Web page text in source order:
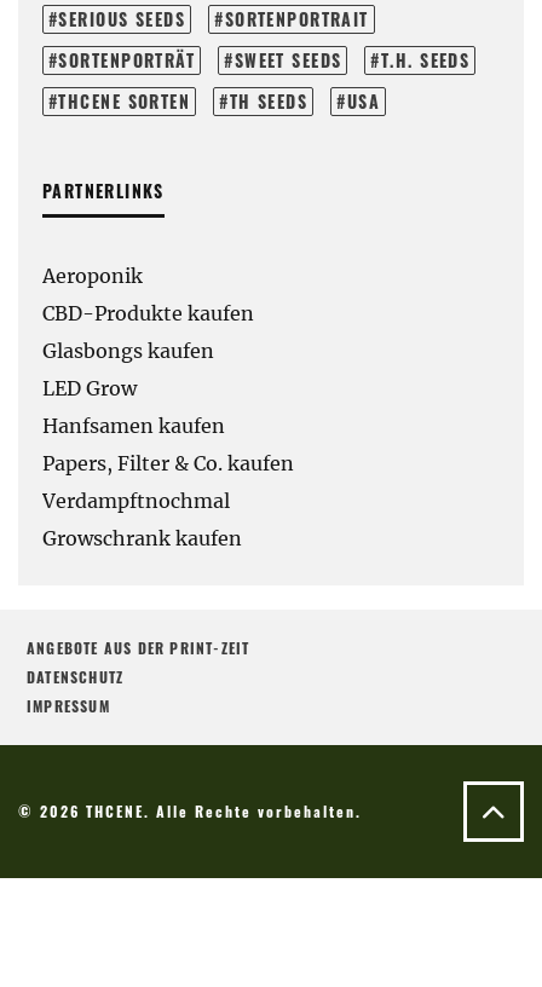
SERIOUS SEEDS
SORTENPORTRAIT
SORTENPORTRÄT
SWEET SEEDS
T.H. SEEDS
THCENE SORTEN
TH SEEDS USA
PARTNERLINKS
Aeroponik
CBD-Produkte kaufen
Glasbongs kaufen
LED Grow
Hanfsamen kaufen
Papers, Filter & Co. kaufen
Verdampftnochmal
Growschrank kaufen
ANGEBOTE AUS DER PRINT-ZEIT
DATENSCHUTZ
IMPRESSUM
© 2026 THCENE. Alle Rechte vorbehalten.